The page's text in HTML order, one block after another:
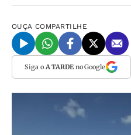
OUÇA COMPARTILHE
Siga o A TARDEno Google